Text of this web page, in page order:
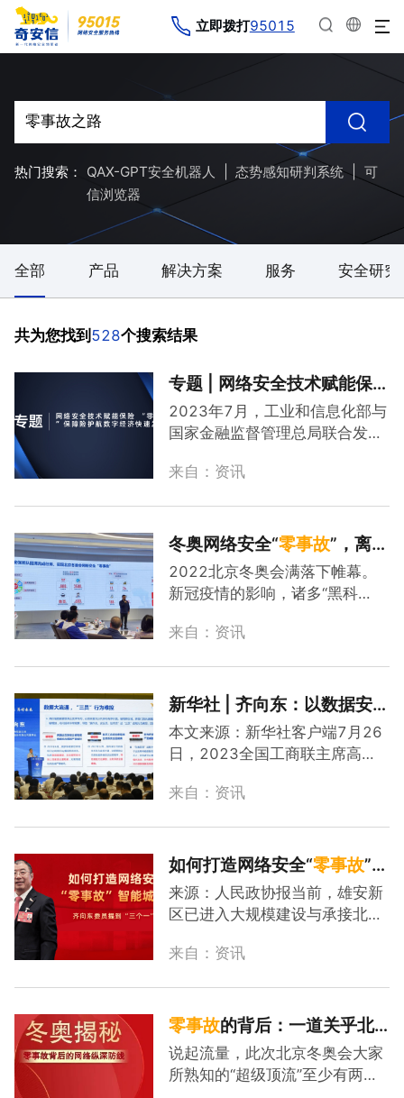
立即拨打95015
热门搜索： QAX-GPT安全机器人 态势感知研判系统 | 可
信浏览器
全部 产品 解决方案 服务 安全研究
共为您找到 528个搜索结果
专题 | 网络安全技术赋能保
险 “零事故
”保障险护航数字
经济快速发展
2023年7月，工业和信息化部与
国家金融监督管理总局联合发布
健康发展的意见》。该意见从政
业的融合发展，给网络安全保险
市场带来了重大利好，可以预
见，网络安全保险的发展将进入
快速上升期。作为国内最早开拓
网络安全保险服务的专业网络安
络安全保险产品服务创新，积极
与保险公司及保险科技公司合
作，推出.
来自：资讯
冬奥网络安全“零事故”，离不
开这份“中国方案”
2022北京冬奥会满落下帷幕。
新冠疫情的影响，诸多“黑科
化程度变得前所未有。当奥运会
全球的目光，也同样吸引着全球
攻击者的“关注”，奥运的网络安
全保卫战，是一场网络攻防的终
极对决。数字化的奥运，已成网
络安全重要战场从冬奥会开幕式
20米宽的“冰瀑”LED屏，到比赛
场馆中的360度VR技术...
来自：资讯
新华社 | 齐向东：以数据安
全为第一要务、“零事故 ”为目
标 助力聚数算数产业
本文来源：新华社客户端7月26
日，2023全国工商联主席高端
员、全国工商联副主席、奇安信
演讲时表示，数字经济全球竞争
的下一个赛道已然聚焦于“数
据”和“算力”，网络安全已成为聚
数算数产业的底板工程。01数据
变化引发三大安全难题影响聚数
要抓手，数据则是重要生产要
素。但在数字经济时代，数据
发...
来自：资讯
如何打造网络安全“零事故”智
能城市？齐向东委员提到“三
个一”
来源：人民政协报当前，雄安新
区已进入大规模建设与承接北京
未来之城将迈出新的发展步伐。
质量推进雄安新区建设座谈会并
发表重要讲话。重要的时间节
点，如何高标准高质量推进雄安
新区建设？在2023中关村论
来自：资讯
零事故的背后：一道关乎北
京冬奥的网络纵深防线
说起流量，此次北京冬奥会大家
所熟知的“超级顶流”至少有两